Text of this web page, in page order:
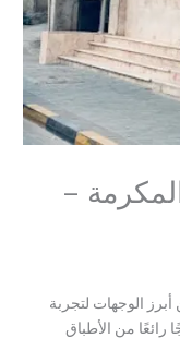
–
الوجهات لتجربة
رائعًا من الأطباق